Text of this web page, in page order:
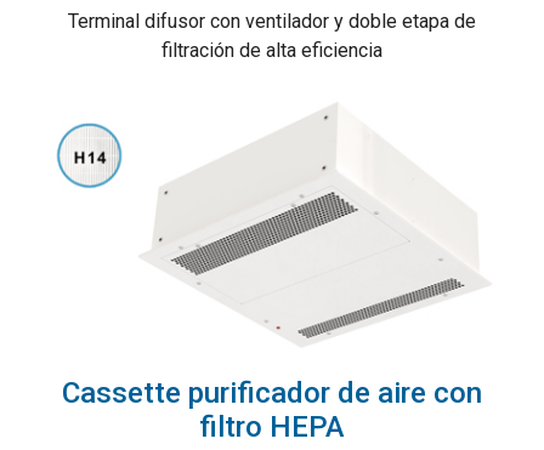
Terminal difusor con ventilador y doble etapa de
filtración de alta eficiencia
Cassette purificador de aire con
filtro HEPA